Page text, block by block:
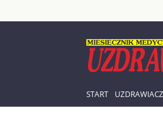
START UZDRAWIACZ